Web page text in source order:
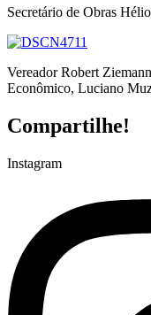
Secretário de Obras
Vereador Robert
Econômico, Luciano
Compartilhe!
Instagram